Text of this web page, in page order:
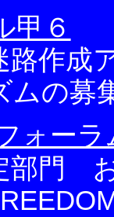
甲６
成ア
ムの募
ォーラ
門 お